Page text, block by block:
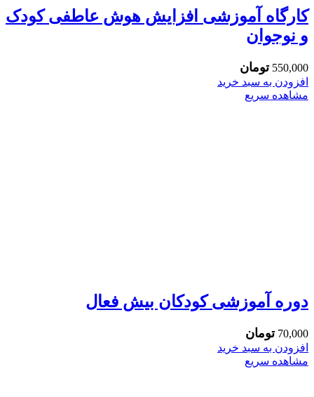
کارگاه آموزشی افزایش هوش عاطفی کودک
و نوجوان
550,000 تومان
افزودن به سبد خرید
مشاهده سریع
دوره آموزشی کودکان بیش فعال
70,000 تومان
افزودن به سبد خرید
مشاهده سریع